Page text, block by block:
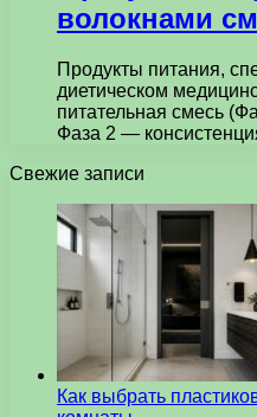
волокнами
Продукты питания,
диетическом
питательная смесь
Фаза 2 —
Свежие записи
Как выбрать